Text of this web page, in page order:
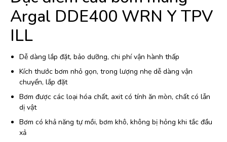
Argal DDE400 WRN Y TPV
ILL
Dễ dàng lắp đặt, bảo dưỡng, chi phí vận hành thấp
Kích thước bơm nhỏ gọn, trong lượng nhẹ dễ dàng vận
chuyển, lắp đặt
Bơm được các loại hóa chất, axit có tính ăn mòn, chất có lẫn
dị vật
Bơm có khả năng tự mồi, bơm khô, không bị hỏng khi tắc đầu
xả